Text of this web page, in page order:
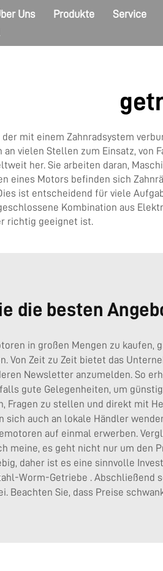
Uns Produkte Service
mit einem Zahnradsystem
vielen Stellen zum Einsatz,
her. Sie arbeiten daran,
eines Motors befinden sich
ist entscheidend für viele
Kombination aus
richtig geeignet ist.
die besten
in großen Mengen zu
Von Zeit zu Zeit bietet das
Newsletter anzumelden. So
gute Gelegenheiten, um
Fragen zu stellen und direkt mit
sich auch an lokale Händler
auf einmal erwerben.
meine, es geht nicht nur um den
daher ist es eine sinnvolle
Worm-Getriebe . Abschließend
Beachten Sie, dass Preise